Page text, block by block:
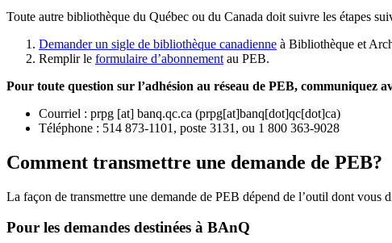
Toute autre bibliothèque du Québec ou du Canada doit suivre les étapes
Demander un sigle de bibliothèque canadienne à Bibliothèque et
Remplir le formulaire d’abonnement au PEB.
Pour toute question sur l’adhésion au réseau de PEB, communiquez
Courriel : prpg [at] banq.qc.ca (prpg[at]banq[dot]qc[dot]ca)
Téléphone : 514 873-1101, poste 3131, ou 1 800 363-9028
Comment transmettre une demande de PEB?
La façon de transmettre une demande de PEB dépend de l’outil dont vous
Pour les demandes destinées à BAnQ